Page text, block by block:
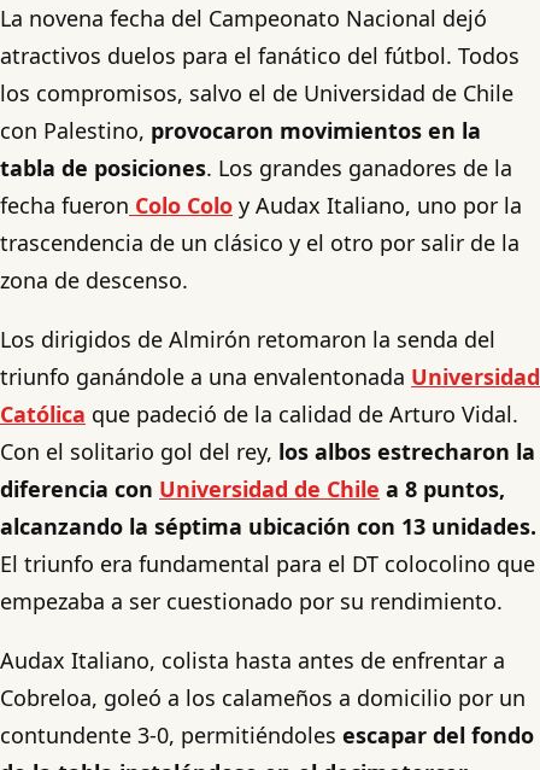
La novena fecha del Campeonato Nacional dejó
atractivos duelos para el fanático del fútbol. Todos
los compromisos, salvo el de Universidad de Chile
con Palestino, provocaron movimientos en la
tabla de posiciones. Los grandes ganadores de la
fecha fueron Colo Colo y Audax Italiano, uno por la
trascendencia de un clásico y el otro por salir de la
zona de descenso.
Los dirigidos de Almirón retomaron la senda del
triunfo ganándole a una envalentonada Universidad
Católica que padeció de la calidad de Arturo Vidal.
Con el solitario gol del rey, los albos estrecharon la
diferencia con Universidad de Chile a 8 puntos,
alcanzando la séptima ubicación con 13 unidades.
El triunfo era fundamental para el DT colocolino que
empezaba a ser cuestionado por su rendimiento.
Audax Italiano, colista hasta antes de enfrentar a
Cobreloa, goleó a los calameños a domicilio por un
contundente 3-0, permitiéndoles escapar del fondo